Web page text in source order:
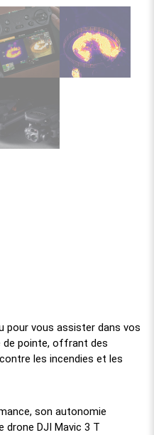
pour vous assister dans vos
de pointe, offrant des
les incendies et les
son autonomie
drone DJI Mavic 3 T